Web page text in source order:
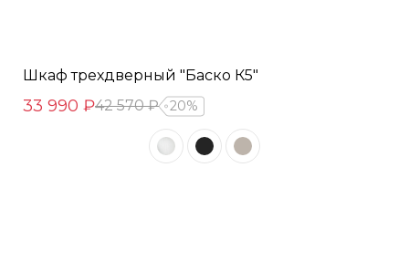
Шкаф трехдверный "Баско К5"
33 990 ₽42 570 ₽ 20%